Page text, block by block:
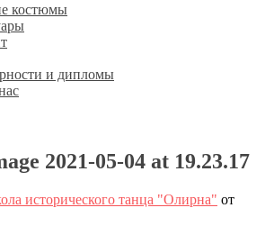
костюмы
и дипломы
2021-05-04 at 19.23.17
исторического танца "Олирна" от